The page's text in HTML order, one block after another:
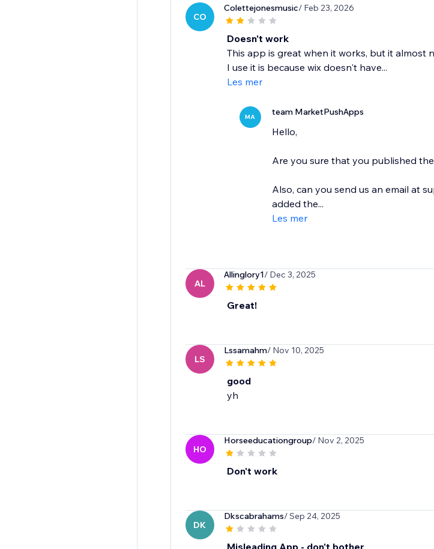
CO
Colettejonesmusic/ Feb 23, 2026
Doesn't work
This app is great when it works, but it almost
I use it is because wix doesn't have...
Les mer
MA team MarketPushApps
Hello,
Are you sure that you published
Also, can you send us an email at
added the...
Les mer
AL
Allinglory1/ Dec 3, 2025
Great!
LS
Lssamahm/ Nov 10, 2025
good
yh
HO
Horseeducationgroup/ Nov 2, 2025
Don't work
DK
Dkscabrahams/ Sep 24, 2025